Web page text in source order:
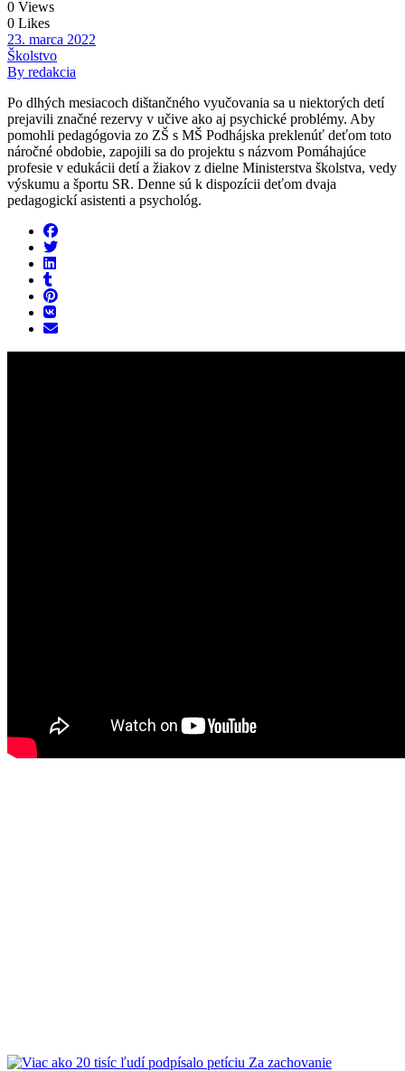
0 Views
0 Likes
23. marca 2022
Školstvo
By redakcia
Po dlhých mesiacoch dištančného vyučovania sa u niektorých detí
prejavili značné rezervy v učive ako aj psychické problémy. Aby
pomohli pedagógovia zo ZŠ s MŠ Podhájska preklenúť deťom toto
náročné obdobie, zapojili sa do projektu s názvom Pomáhajúce
profesie v edukácii detí a žiakov z dielne Ministerstva školstva, vedy
výskumu a športu SR. Denne sú k dispozícii deťom dvaja
pedagogickí asistenti a psychológ.